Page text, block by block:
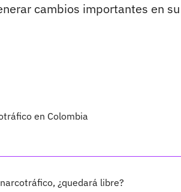
cambios importantes en su
en Colombia
¿quedará libre?